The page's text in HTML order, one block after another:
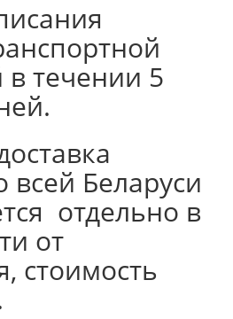
течении 5
всей Беларуси
отдельно в
от
стоимость